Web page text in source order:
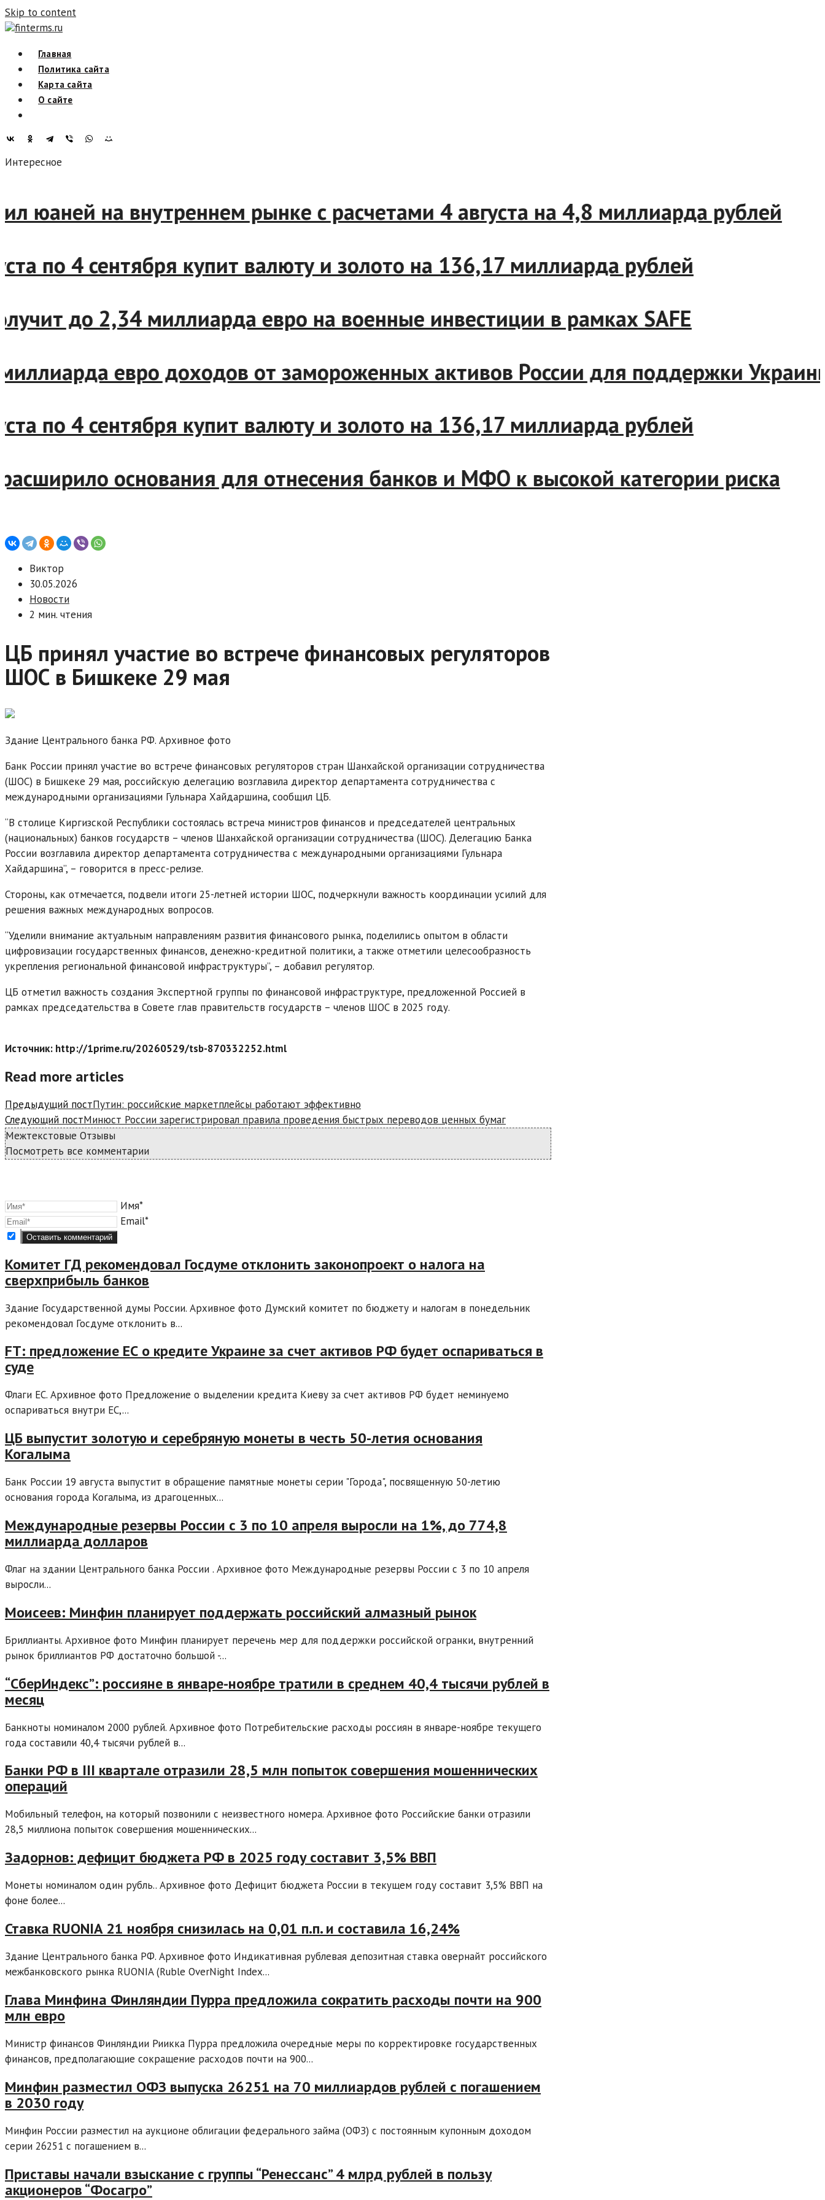
Skip to content
finterms.ru
Главная
Политика сайта
Карта сайта
О сайте
Интересное
юаней на внутреннем рынке с расчетами 4 августа на 4,8 миллиарда рублей
по 4 сентября купит валюту и золото на 136,17 миллиарда рублей
до 2,34 миллиарда евро на военные инвестиции в рамках SAFE
евро доходов от замороженных активов России для поддержки Украины
по 4 сентября купит валюту и золото на 136,17 миллиарда рублей
основания для отнесения банков и МФО к высокой категории риска
Виктор
30.05.2026
Новости
2 мин. чтения
ЦБ принял участие во встрече финансовых регуляторов
ШОС в Бишкеке 29 мая
Здание Центрального банка РФ. Архивное фото
Банк России принял участие во встрече финансовых регуляторов стран Шанхайской организации сотрудничества
(ШОС) в Бишкеке 29 мая, российскую делегацию возглавила директор департамента сотрудничества с
международными организациями Гульнара Хайдаршина, сообщил ЦБ.
“В столице Киргизской Республики состоялась встреча министров финансов и председателей центральных
(национальных) банков государств – членов Шанхайской организации сотрудничества (ШОС). Делегацию Банка
России возглавила директор департамента сотрудничества с международными организациями Гульнара
Хайдаршина”, – говорится в пресс-релизе.
Стороны, как отмечается, подвели итоги 25-летней истории ШОС, подчеркнули важность координации усилий для
решения важных международных вопросов.
“Уделили внимание актуальным направлениям развития финансового рынка, поделились опытом в области
цифровизации государственных финансов, денежно-кредитной политики, а также отметили целесообразность
укрепления региональной финансовой инфраструктуры”, – добавил регулятор.
ЦБ отметил важность создания Экспертной группы по финансовой инфраструктуре, предложенной Россией в
рамках председательства в Совете глав правительств государств – членов ШОС в 2025 году.
Источник: http://1prime.ru/20260529/tsb-870332252.html
Read more articles
Предыдущий постПутин: российские маркетплейсы работают эффективно
Следующий постМинюст России зарегистрировал правила проведения быстрых переводов ценных бумаг
Межтекстовые Отзывы
Посмотреть все комментарии
Имя*
Email*
Комитет ГД рекомендовал Госдуме отклонить законопроект о налога на
сверхприбыль банков
Здание Государственной думы России. Архивное фото Думский комитет по бюджету и налогам в понедельник
рекомендовал Госдуме отклонить в...
FT: предложение ЕС о кредите Украине за счет активов РФ будет оспариваться в
суде
Флаги ЕС. Архивное фото Предложение о выделении кредита Киеву за счет активов РФ будет неминуемо
оспариваться внутри ЕС,...
ЦБ выпустит золотую и серебряную монеты в честь 50-летия основания
Когалыма
Банк России 19 августа выпустит в обращение памятные монеты серии "Города", посвященную 50-летию
основания города Когалыма, из драгоценных...
Международные резервы России с 3 по 10 апреля выросли на 1%, до 774,8
миллиарда долларов
Флаг на здании Центрального банка России . Архивное фото Международные резервы России с 3 по 10 апреля
выросли...
Моисеев: Минфин планирует поддержать российский алмазный рынок
Бриллианты. Архивное фото Минфин планирует перечень мер для поддержки российской огранки, внутренний
рынок бриллиантов РФ достаточно большой -...
“СберИндекс”: россияне в январе-ноябре тратили в среднем 40,4 тысячи рублей в
месяц
Банкноты номиналом 2000 рублей. Архивное фото Потребительские расходы россиян в январе-ноябре текущего
года составили 40,4 тысячи рублей в...
Банки РФ в III квартале отразили 28,5 млн попыток совершения мошеннических
операций
Мобильный телефон, на который позвонили с неизвестного номера. Архивное фото Российские банки отразили
28,5 миллиона попыток совершения мошеннических...
Задорнов: дефицит бюджета РФ в 2025 году составит 3,5% ВВП
Монеты номиналом один рубль.. Архивное фото Дефицит бюджета России в текущем году составит 3,5% ВВП на
фоне более...
Ставка RUONIA 21 ноября снизилась на 0,01 п.п. и составила 16,24%
Здание Центрального банка РФ. Архивное фото Индикативная рублевая депозитная ставка овернайт российского
межбанковского рынка RUONIA (Ruble OverNight Index...
Глава Минфина Финляндии Пурра предложила сократить расходы почти на 900
млн евро
Министр финансов Финляндии Риикка Пурра предложила очередные меры по корректировке государственных
финансов, предполагающие сокращение расходов почти на 900...
Минфин разместил ОФЗ выпуска 26251 на 70 миллиардов рублей с погашением
в 2030 году
Минфин России разместил на аукционе облигации федерального займа (ОФЗ) с постоянным купонным доходом
серии 26251 с погашением в...
Приставы начали взыскание с группы “Ренессанс” 4 млрд рублей в пользу
акционеров “Фосагро”